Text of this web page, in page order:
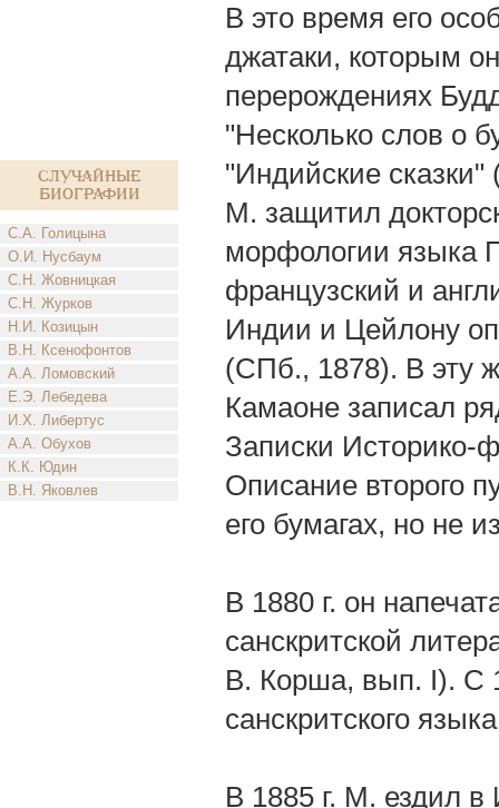
Случайные
биографии
С.А. Голицына
О.И. Нусбаум
С.Н. Жовницкая
С.Н. Журков
Н.И. Козицын
В.Н. Ксенофонтов
А.А. Ломовский
Е.Э. Лебедева
И.Х. Либертус
А.А. Обухов
К.К. Юдин
В.Н. Яковлев
В это время его
джатаки, которым
перерождениях
"Несколько слов о
"Индийские
М. защитил
морфологии языка
французский и
Индии и Цейлону
(СПб., 1878). В эту
Камаоне записал
Записки Историко-
Описание второго
его бумагах, но не
В 1880 г. он
санскритской
В. Корша, вып. I). С
санскритского
В 1885 г. М. ездил